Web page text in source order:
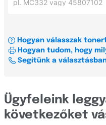
Xerox
Címkenyomtató és
Minden gyártó
Brother
LASER
B
Oki MC342
OKI MC363
Oki MC362
Hogyan válasszak
Hogyan tudom, hogy
Segítünk a
Ügyfeleink
következőket